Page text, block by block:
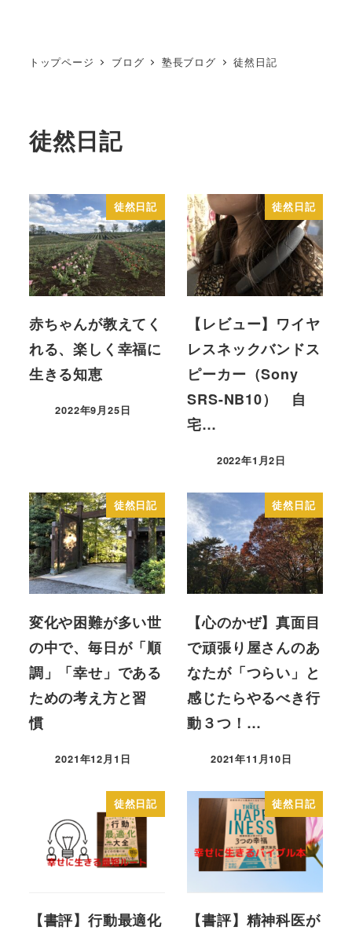
トップページ ブログ 塾長ブログ 徒然日記
徒然日記
徒然日記
赤ちゃんが教えてく
れる、楽しく幸福に
生きる知恵
投稿日
2022年9月25日
徒然日記
【レビュー】ワイヤ
レスネックバンドス
ピーカー（Sony
SRS-NB10） 自
宅…
投稿日
2022年1月2日
徒然日記
変化や困難が多い世
の中で、毎日が「順
調」「幸せ」である
ための考え方と習
慣
投稿日
2021年12月1日
徒然日記
【心のかぜ】真面目
で頑張り屋さんのあ
なたが「つらい」と
感じたらやるべき行
動３つ！…
投稿日
2021年11月10日
徒然日記
【書評】行動最適化
徒然日記
【書評】精神科医が